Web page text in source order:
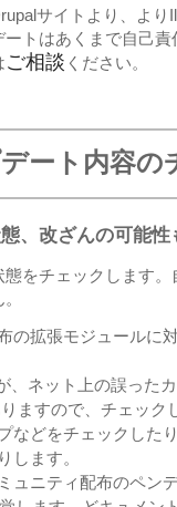
サイトより、よ
トはあくまで自己責
ご相談 ください。
ート内容の
、改ざんの可能性
をチェックします
の拡張モジュールに
、ネット上の誤った
ますので、チェック
などをチェックした
します。
ュニティ配布のペン